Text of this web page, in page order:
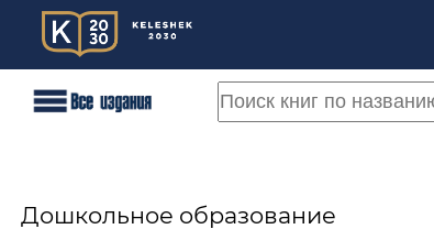
Дошкольное образование